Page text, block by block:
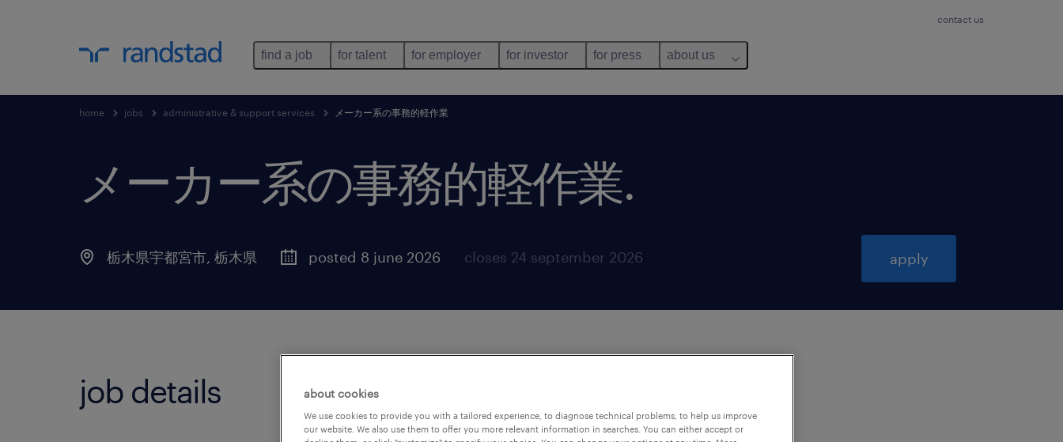
contact us
find a job for talent for employer for investor for press about us
home jobs administrative & support services メーカー系の事務的軽作業
メーカー系の事務的軽作業.
栃木県宇都宮市, 栃木県 posted 8 june 2026 closes 24 september 2026 apply
job details about cookies
We use cookies to provide you with a tailored experience, to diagnose technical problems, to help us improve
our website. We also use them to offer you more relevant information in searches. You can either accept or